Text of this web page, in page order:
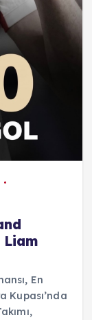
En
Kupası’nda